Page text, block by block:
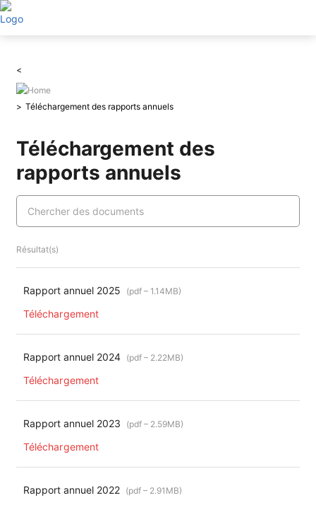
Aller
au
contenu
Téléchargement des rapports annuels
Téléchargement des
rapports annuels
Résultat(s)
Rapport annuel 2025 (pdf – 1.14MB)
Téléchargement
Rapport annuel 2024 (pdf – 2.22MB)
Téléchargement
Rapport annuel 2023 (pdf – 2.59MB)
Téléchargement
Rapport annuel 2022 (pdf – 2.91MB)